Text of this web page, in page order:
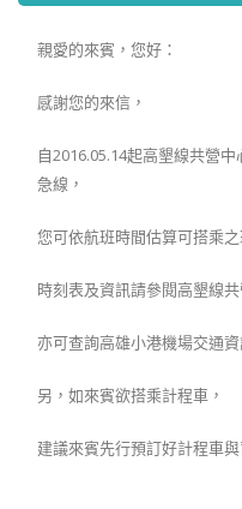
親愛的來賓，您好：
感謝您的來信，
自2016.05.14起高墾線共營
急線，
您可依航班時間估算可搭乘之
時刻表及資訊請參閱高墾線共
亦可查詢高雄小港機場交通資
另，如來賓欲搭乘計程車，
建議來賓先行預訂好計程車